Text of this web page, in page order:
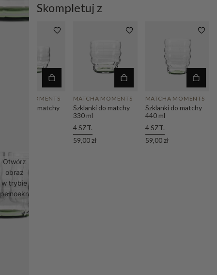
Otwórz
obraz
w trybie
pełnoekranowym
Skompletuj z
MATCHA MOMENTS
Miseczki do matchy
MATCHA MOMENTS
Szklanki do matchy
330 ml
4 SZT.
59,00 zł
MATCHA MOMENTS
Szklanki do matchy
440 ml
4 SZT.
59,00 zł